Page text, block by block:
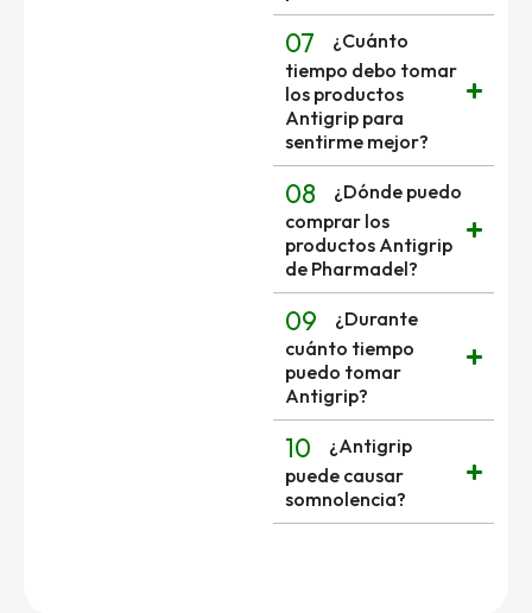
07
¿Cuánto
tiempo debo tomar
los productos
Antigrip para
sentirme mejor?
08
¿Dónde puedo
comprar los
productos Antigrip
de Pharmadel?
09
¿Durante
cuánto tiempo
puedo tomar
Antigrip?
10
¿Antigrip
puede causar
somnolencia?